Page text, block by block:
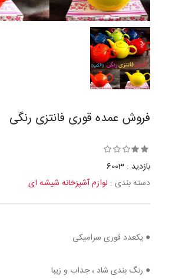
فروش عمده قوری فانتزی رنگی
بازدید : 6003
دسته بندی : لوازم آشپزخانه شیشه ای
● یکعدد قوری سرامیکی
● رنگ بندی شاد ، جداب و زیبا